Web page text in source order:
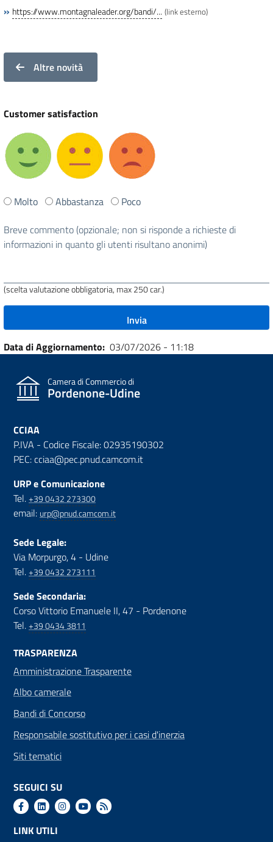
» https://www.montagnaleader.org/bandi/... (link esterno)
Altre novità
Customer satisfaction
Ti
stata
utile
Molto Abbastanza
Poco
Breve commento (opzionale; non si risponde a richieste di
informazioni in quanto gli utenti risultano anonimi)
(scelta valutazione obbligatoria, max 250 car.)
Data di Aggiornamento 03/07/2026 - 11:18
Camera di Commercio di
Pordenone-Udine
CCIAA
P.IVA - Codice Fiscale: 02935190302
PEC: cciaa@pec.pnud.camcom.it
URP e Comunicazione
Tel.+39 0432 273300
email: urp@pnud.camcom.it
Sede Legale:
Via Morpurgo, 4 - Udine
Tel.+39 0432 273111
Sede Secondaria:
Corso Vittorio Emanuele II, 47 - Pordenone
Tel.+39 0434 3811
TRASPARENZA
Amministrazione Trasparente
Albo camerale
Bandi di Concorso
Responsabile sostitutivo per i casi d'inerzia
Siti tematici
SEGUICI SU
LINK UTILI